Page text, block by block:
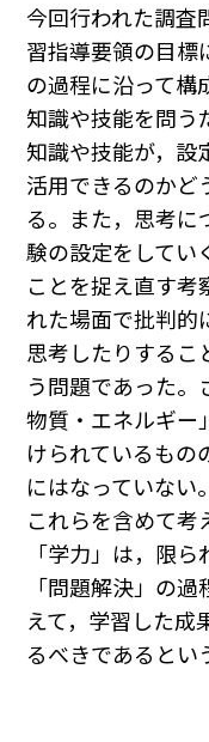
今回行われた調査
習指導要領の目標
の過程に沿って構
知識や技能を問う
知識や技能が，設
活用できるのかど
る。また，思考に
験の設定をしてい
ことを捉え直す考
れた場面で批判的
思考したりするこ
う問題であった。
物質・エネルギー
けられているもの
にはなっていない。
これらを含めて考
「学力」は，限
「問題解決」の
えて，学習した成
るべきであるとい